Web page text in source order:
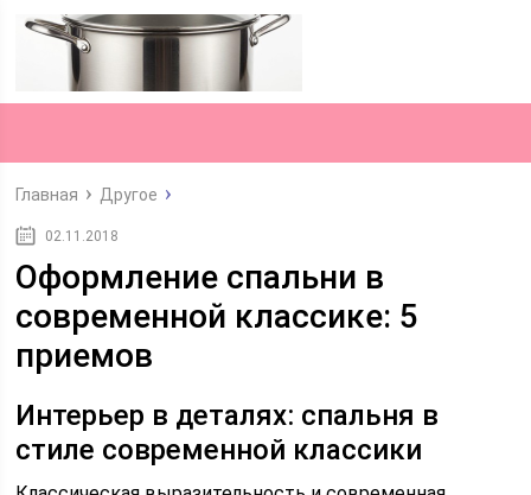
Главная Другое
02.11.2018
Оформление спальни в
современной классике: 5
приемов
Интерьер в деталях: спальня в
стиле современной классики